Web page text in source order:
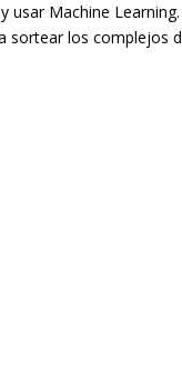
Machine
sortear los complejos